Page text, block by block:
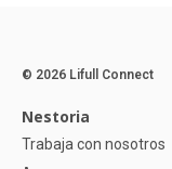
© 2026 Lifull Connect
Nestoria
Trabaja con nosotros